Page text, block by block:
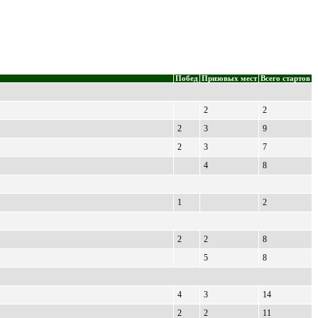
Побед Призовых мест Всего стартов
2
2
2 3
9
2 3
7
4
8
1
2
2 2
8
5
8
4 3
14
2 2
11